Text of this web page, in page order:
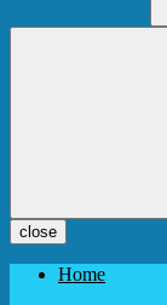
close
Home